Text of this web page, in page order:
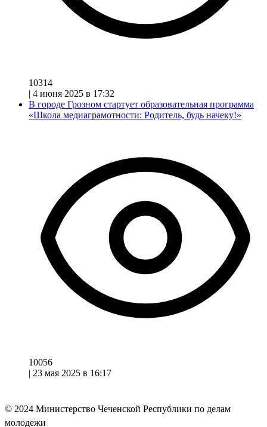
10314
| 4 июня 2025 в 17:32
В городе Грозном стартует образовательная программа
«Школа медиаграмотности: Родитель, будь начеку!»
10056
| 23 мая 2025 в 16:17
© 2024 Министерство Чеченской Республики по делам
молодежи